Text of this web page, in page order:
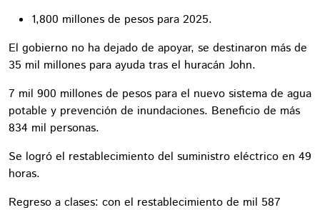
1,800 millones de pesos para 2025.
El gobierno no ha dejado de apoyar, se destinaron más de
35 mil millones para ayuda tras el huracán John.
7 mil 900 millones de pesos para el nuevo sistema de agua
potable y prevención de inundaciones. Beneficio de más
834 mil personas.
Se logró el restablecimiento del suministro eléctrico en 49
horas.
Regreso a clases: con el restablecimiento de mil 587